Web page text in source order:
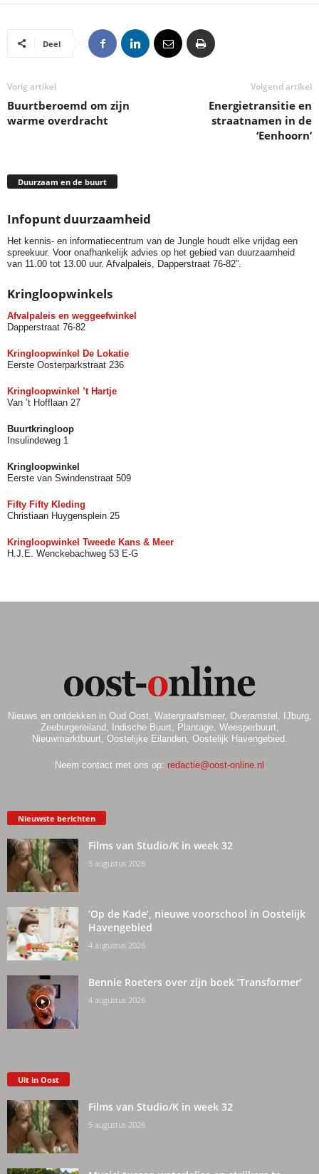
Deel
Vorig artikel
Buurtberoemd om zijn
warme overdracht
Volgend artikel
Energietransitie en
straatnamen in de
‘Eenhoorn’
Duurzaam en de buurt
Infopunt duurzaamheid
Het kennis- en informatiecentrum van de Jungle houdt elke vrijdag een
spreekuur. Voor onafhankelijk advies op het gebied van duurzaamheid
van 11.00 tot 13.00 uur. Afvalpaleis, Dapperstraat 76-82”.
Kringloopwinkels
Afvalpaleis en weggeefwinkel
Dapperstraat 76-82
Kringloopwinkel De Lokatie
Eerste Oosterparkstraat 236
Kringloopwinkel ’t Hartje
Van ’t Hofflaan 27
Buurtkringloop
Insulindeweg 1
Kringloopwinkel
Eerste van Swindenstraat 509
Fifty Fifty Kleding
Christiaan Huygensplein 25
Kringloopwinkel Tweede Kans & Meer
H.J.E. Wenckebachweg 53 E-G
Nieuws en ontdekken in Oud Oost, Watergraafsmeer, Overamstel, IJburg,
Zeeburgereiland, Indische Buurt, Plantage, Weesperbuurt,
Nieuwmarktbuurt, Oostelijke Eilanden, Oostelijk Havengebied.
Neem contact met ons op: redactie@oost-online.nl
Nieuwste berichten
Films van Studio/K in week 32
5 augustus 2026
‘Op de Kade’, nieuwe voorschool in Oostelijk
Havengebied
4 augustus 2026
Bennie Roeters over zijn boek ‘Transformer’
4 augustus 2026
Uit in Oost
Films van Studio/K in week 32
5 augustus 2026